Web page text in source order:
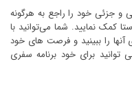
و جزئی خود را راجع به هرگونه
کمک نمایید. شما می‌توانید با
آنها را ببینید و فرصت های خود
برای خود برنامه سفری